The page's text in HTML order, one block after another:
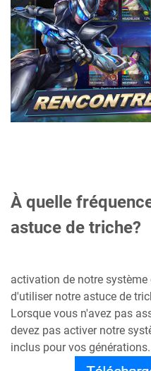
À quelle
astuce de triche?
activation de notre
d'utiliser notre astuce de
Lorsque vous n'avez pas
devez pas activer notre
inclus pour vos générations.